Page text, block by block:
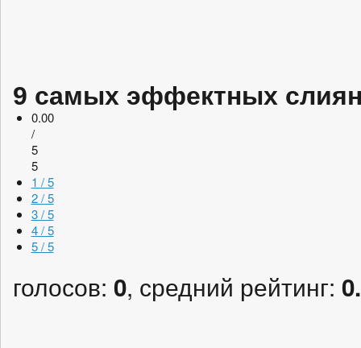
9 самых эффектных
0.00
/
5
5
1 / 5
2 / 5
3 / 5
4 / 5
5 / 5
голосов: 0, средний рейтинг: